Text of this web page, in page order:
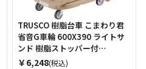
TRUSCO 樹脂台車 こまわり君
省音G車輪 600X390 ライトサ
ンド 樹脂ストッパー付
（Tcode：3377790）
￥6,248(税込)